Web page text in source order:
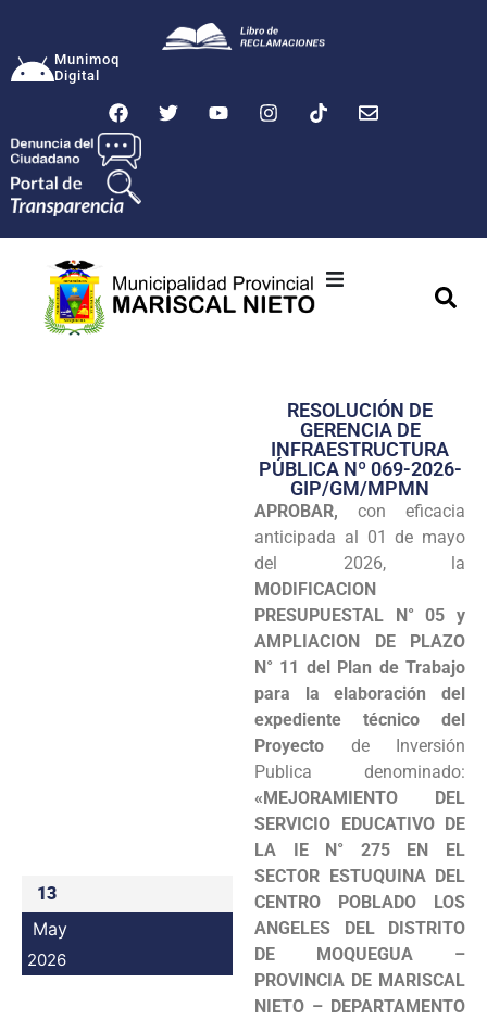
Munimoq
Digital
Transparencia
Seguridad
Programas
Intranet
13
May
2026
RESOLUCIÓN DE
GERENCIA DE
INFRAESTRUCTURA
PÚBLICA Nº 069-2026-
GIP/GM/MPMN
APROBAR, con eficacia
anticipada al 01 de mayo
del 2026, la
MODIFICACION
PRESUPUESTAL N° 05 y
AMPLIACION DE PLAZO
N° 11 del Plan de Trabajo
para la elaboración del
expediente técnico del
Proyecto de Inversión
Publica denominado:
«MEJORAMIENTO DEL
SERVICIO EDUCATIVO DE
LA IE N° 275 EN EL
SECTOR ESTUQUINA DEL
CENTRO POBLADO LOS
ANGELES DEL DISTRITO
DE MOQUEGUA –
PROVINCIA DE MARISCAL
NIETO – DEPARTAMENTO